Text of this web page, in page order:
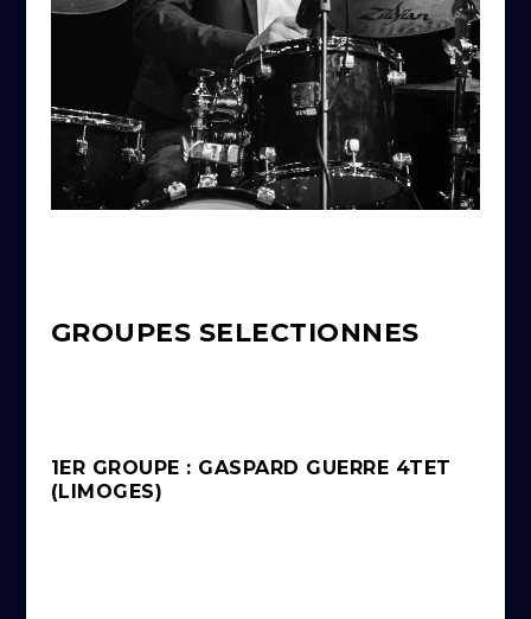
GROUPES SELECTIONNES
1ER GROUPE : GASPARD GUERRE 4TET
(LIMOGES)